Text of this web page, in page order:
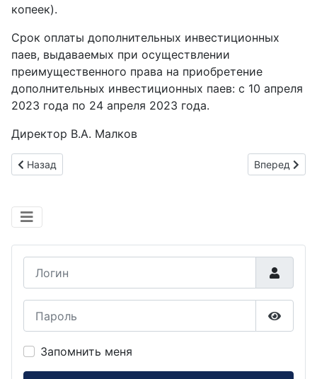
Запомнить меня
копеек).
Срок оплаты дополнительных инвестиционных
паев, выдаваемых при осуществлении
преимущественного права на приобретение
дополнительных инвестиционных паев: с 10 апреля
2023 года по 24 апреля 2023 года.
Директор В.А. Малков
Предыдущий: Сообщение о количестве доппаев и сроках
Назад Следующий:
Вперед